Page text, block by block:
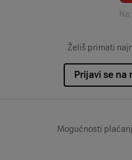
Na
Želiš primati
Prijavi se na
Mogućnosti